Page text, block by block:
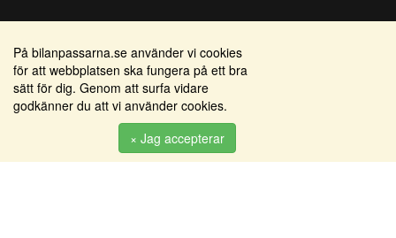
Bilanpassarna
Smedjegatan 22
352 46 Växjö
info@bilanpassarna.se
Områden
Alkomätare / alkolås
Elprodukter
Serviceinredningar
Tillbehörs artiklar
På bilanpassarna.se använder vi cookies
för att webbplatsen ska fungera på ett bra
sätt för dig. Genom att surfa vidare
godkänner du att vi använder cookies.
× Jag accepterar